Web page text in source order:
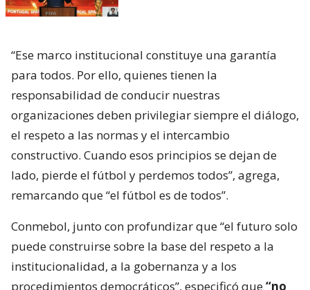
“Ese marco institucional constituye una garantía
para todos. Por ello, quienes tienen la
responsabilidad de conducir nuestras
organizaciones deben privilegiar siempre el diálogo,
el respeto a las normas y el intercambio
constructivo. Cuando esos principios se dejan de
lado, pierde el fútbol y perdemos todos”, agrega,
remarcando que “el fútbol es de todos”.
Conmebol, junto con profundizar que “el futuro solo
puede construirse sobre la base del respeto a la
institucionalidad, a la gobernanza y a los
procedimientos democráticos”, especificó que“no